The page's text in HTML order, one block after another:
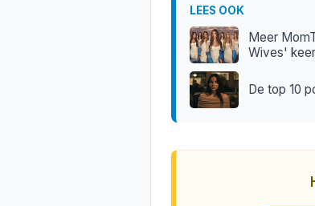
LEES OOK
Meer
Wives'
De top 10